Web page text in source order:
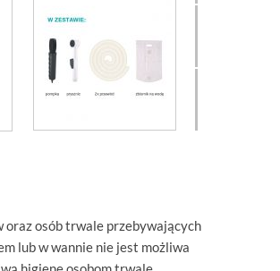
oraz osób trwale przebywających
lub w wannie nie jest możliwa